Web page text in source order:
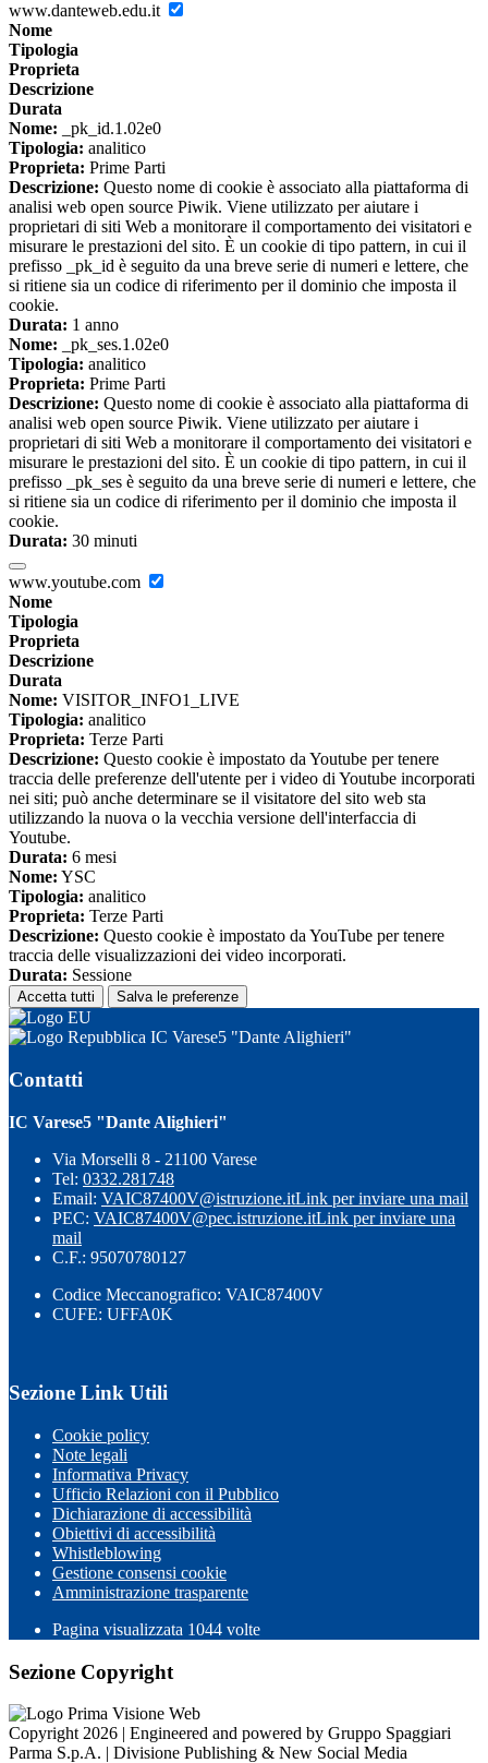
www.danteweb.edu.it
Nome
Tipologia
Proprieta
Descrizione
Durata
Nome: _pk_id.1.02e0
Tipologia: analitico
Proprieta: Prime Parti
Descrizione: Questo nome di cookie è associato alla piattaforma di
analisi web open source Piwik. Viene utilizzato per aiutare i
proprietari di siti Web a monitorare il comportamento dei visitatori e
misurare le prestazioni del sito. È un cookie di tipo pattern, in cui il
prefisso _pk_id è seguito da una breve serie di numeri e lettere, che
si ritiene sia un codice di riferimento per il dominio che imposta il
cookie.
Durata: 1 anno
Nome: _pk_ses.1.02e0
Tipologia: analitico
Proprieta: Prime Parti
Descrizione: Questo nome di cookie è associato alla piattaforma di
analisi web open source Piwik. Viene utilizzato per aiutare i
proprietari di siti Web a monitorare il comportamento dei visitatori e
misurare le prestazioni del sito. È un cookie di tipo pattern, in cui il
prefisso _pk_ses è seguito da una breve serie di numeri e lettere, che
si ritiene sia un codice di riferimento per il dominio che imposta il
cookie.
Durata: 30 minuti
www.youtube.com
Nome
Tipologia
Proprieta
Descrizione
Durata
Nome: VISITOR_INFO1_LIVE
Tipologia: analitico
Proprieta: Terze Parti
Descrizione: Questo cookie è impostato da Youtube per tenere
traccia delle preferenze dell'utente per i video di Youtube incorporati
nei siti; può anche determinare se il visitatore del sito web sta
utilizzando la nuova o la vecchia versione dell'interfaccia di
Youtube.
Durata: 6 mesi
Nome: YSC
Tipologia: analitico
Proprieta: Terze Parti
Descrizione: Questo cookie è impostato da YouTube per tenere
traccia delle visualizzazioni dei video incorporati.
Durata: Sessione
Accetta tutti Salva le preferenze
IC Varese5 "Dante Alighieri"
Contatti
IC Varese5 "Dante Alighieri"
Via Morselli 8 - 21100 Varese
Tel: 0332.281748
Email: VAIC87400V@istruzione.itLink per inviare una mail
PEC: VAIC87400V@pec.istruzione.itLink per inviare una
mail
C.F.: 95070780127
Codice Meccanografico: VAIC87400V
CUFE: UFFA0K
Sezione Link Utili
Cookie policy
Note legali
Informativa Privacy
Ufficio Relazioni con il Pubblico
Dichiarazione di accessibilità
Obiettivi di accessibilità
Whistleblowing
Gestione consensi cookie
Amministrazione trasparente
Pagina visualizzata 1044 volte
Sezione Copyright
Copyright 2026 | Engineered and powered by Gruppo Spaggiari
Parma S.p.A. | Divisione Publishing & New Social Media